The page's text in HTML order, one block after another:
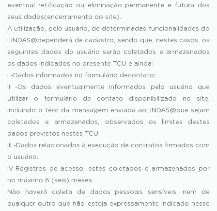
eventual retificação ou eliminação permanente e futura dos
seus dados(encerramento do site).
A utilização, pelo usuário, de determinadas funcionalidades do
LINDAS@dependerá de cadastro, sendo que, nestes casos, os
seguintes dados do usuário serão coletados e armazenados
os dados indicados no presente TCU e ainda:
I -Dados informados no formulário decontato;
II -Os dados eventualmente informados pelo usuário que
utilizar o formulário de contato disponibilizado no site,
incluindo o teor da mensagem enviada aoLINDAS@que sejam
coletados e armazenados, observados os limites destes
dados previstos nestes TCU.
III -Dados relacionados à execução de contratos firmados com
o usuário.
IV-Registros de acesso, estes coletados e armazenados por
no máximo 6 (seis) meses.
Não haverá coleta de dados pessoais sensíveis, nem de
qualquer outro que não esteja expressamente indicado nesse